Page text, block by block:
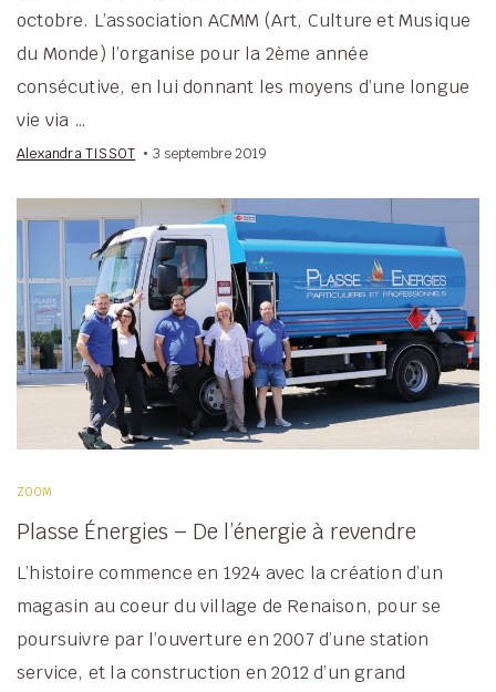
octobre. L’association ACMM (Art, Culture et Musique
du Monde) l’organise pour la 2ème année
consécutive, en lui donnant les moyens d’une longue
vie via …
Alexandra TISSOT 3 septembre 2019
ZOOM
Plasse Énergies – De l’énergie à revendre
L’histoire commence en 1924 avec la création d’un
magasin au coeur du village de Renaison, pour se
poursuivre par l’ouverture en 2007 d’une station
service, et la construction en 2012 d’un grand